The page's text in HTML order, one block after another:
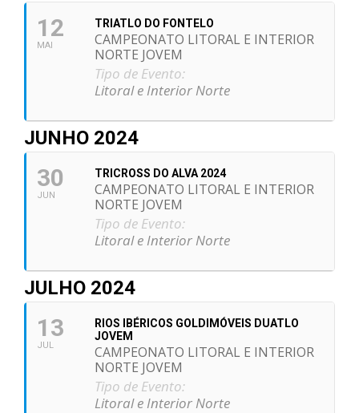
12
MAI
TRIATLO DO FONTELO
CAMPEONATO LITORAL E INTERIOR
NORTE JOVEM
Tipo de Evento:
Litoral e Interior Norte
JUNHO 2024
30
JUN
TRICROSS DO ALVA 2024
CAMPEONATO LITORAL E INTERIOR
NORTE JOVEM
Tipo de Evento:
Litoral e Interior Norte
JULHO 2024
13
JUL
RIOS IBÉRICOS GOLDIMÓVEIS DUATLO
JOVEM
CAMPEONATO LITORAL E INTERIOR
NORTE JOVEM
Tipo de Evento:
Litoral e Interior Norte